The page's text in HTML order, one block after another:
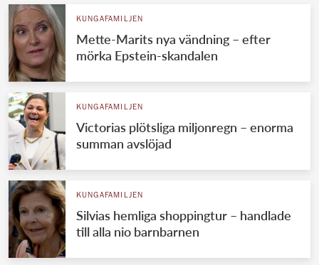
KUNGAFAMILJEN
Mette-Marits nya vändning – efter
mörka Epstein-skandalen
KUNGAFAMILJEN
Victorias plötsliga miljonregn – enorma
summan avslöjad
KUNGAFAMILJEN
Silvias hemliga shoppingtur – handlade
till alla nio barnbarnen